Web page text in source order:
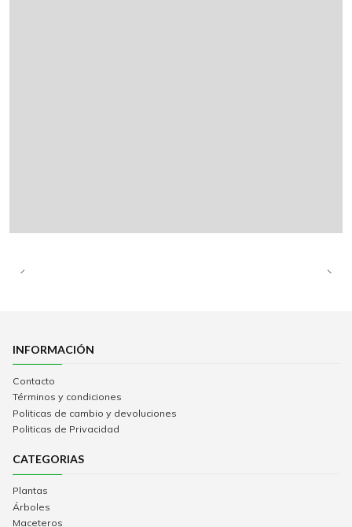
INFORMACIÓN
Contacto
Términos y condiciones
Politicas de cambio y devoluciones
Politicas de Privacidad
CATEGORIAS
Plantas
Árboles
Maceteros